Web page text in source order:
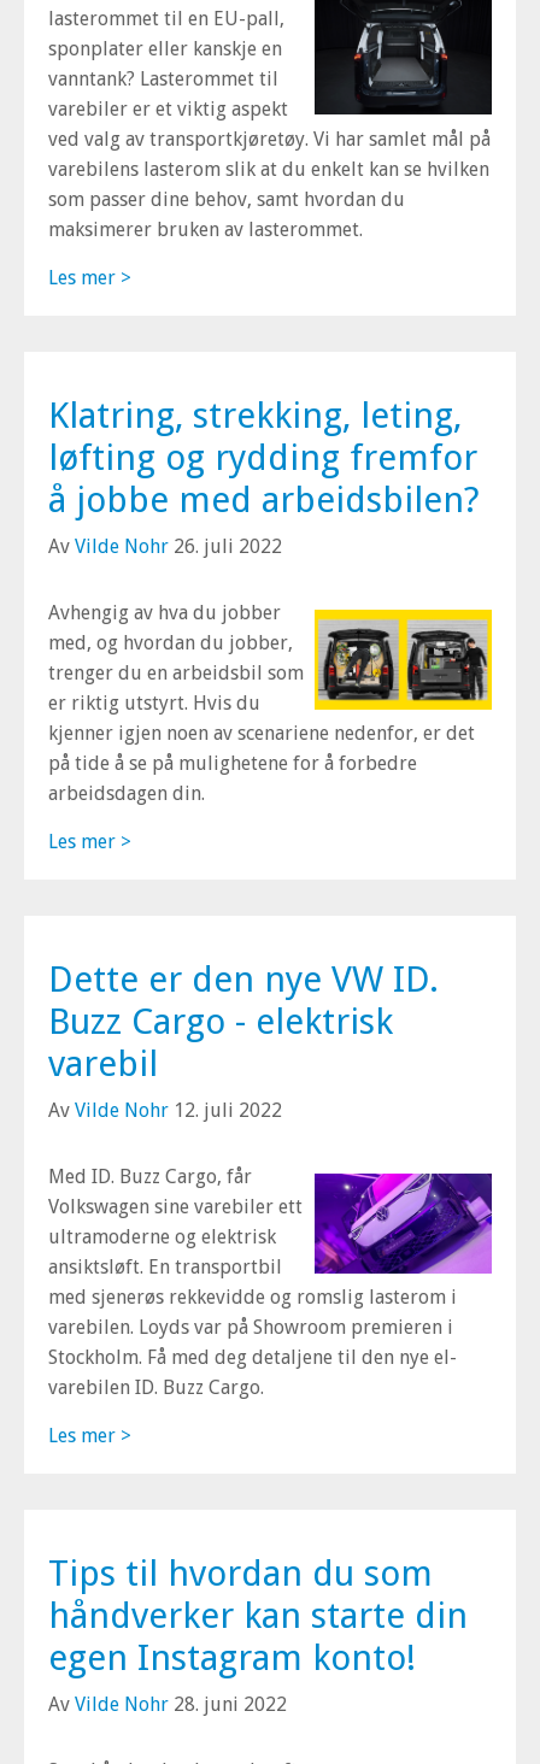
lasterommet til en EU-pall,
sponplater eller kanskje en
vanntank? Lasterommet til
varebiler er et viktig aspekt
ved valg av transportkjøretøy. Vi har samlet mål på
varebilens lasterom slik at du enkelt kan se hvilken
som passer dine behov, samt hvordan du
maksimerer bruken av lasterommet.
Les mer >
Klatring, strekking, leting,
løfting og rydding fremfor
å jobbe med arbeidsbilen?
Av Vilde Nohr 26. juli 2022
Avhengig av hva du jobber
med, og hvordan du jobber,
trenger du en arbeidsbil som
er riktig utstyrt. Hvis du
kjenner igjen noen av scenariene nedenfor, er det
på tide å se på mulighetene for å forbedre
arbeidsdagen din.
Les mer >
Dette er den nye VW ID.
Buzz Cargo - elektrisk
varebil
Av Vilde Nohr 12. juli 2022
Med ID. Buzz Cargo, får
Volkswagen sine varebiler ett
ultramoderne og elektrisk
ansiktsløft. En transportbil
med sjenerøs rekkevidde og romslig lasterom i
varebilen. Loyds var på Showroom premieren i
Stockholm. Få med deg detaljene til den nye el-
varebilen ID. Buzz Cargo.
Les mer >
Tips til hvordan du som
håndverker kan starte din
egen Instagram konto!
Av Vilde Nohr 28. juni 2022